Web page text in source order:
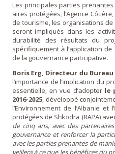
Les principales parties
aires protégées, l’Agence
de tourisme, les organisations
seront impliqués dans les
durabilité des résultats du
spécifiquement à l’application
de la gouvernance participative.
Boris Erg, Directeur du Bureau
l’importance de l’implication du
essentielle, en vue d’adopter le
2016-2025, développé
l’Environnement de l’Albanie et l’
protégées de Shkodra (RAPA)
de cinq ans, avec des
gouvernance et renforcer la
avec les parties prenantes de
veillera à ce que les bénéfices du